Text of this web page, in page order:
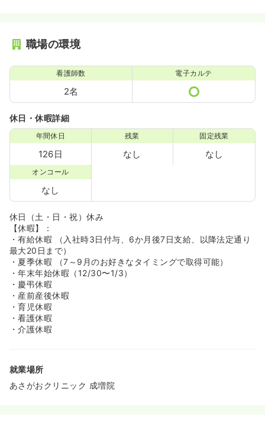
職場の環境
看護師数
2名
電子カルテ
休日・休暇詳細
年間休日
126日
残業
なし
固定残業
なし
オンコール
なし
休日（土・日・祝）休み
【休暇】：
・有給休暇 （入社時3日付与、6か月後7日支給、以降法定通り
最大20日まで）
・夏季休暇 （7～9月のお好きなタイミングで取得可能）
・年末年始休暇（12/30〜1/3）
・慶弔休暇
・産前産後休暇
・育児休暇
・看護休暇
・介護休暇
就業場所
あさがおクリニック 成増院